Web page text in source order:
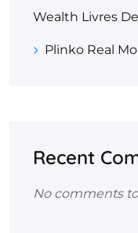
Wealth Livres
Plinko Real
Recent
No comments